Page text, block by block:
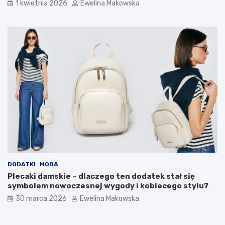
o 1 kwietnia 2026 Ewelina Makowska
DODATKI MODA
Plecaki damskie – dlaczego ten dodatek stał się
symbolem nowoczesnej wygody i kobiecego stylu?
30 marca 2026 Ewelina Makowska